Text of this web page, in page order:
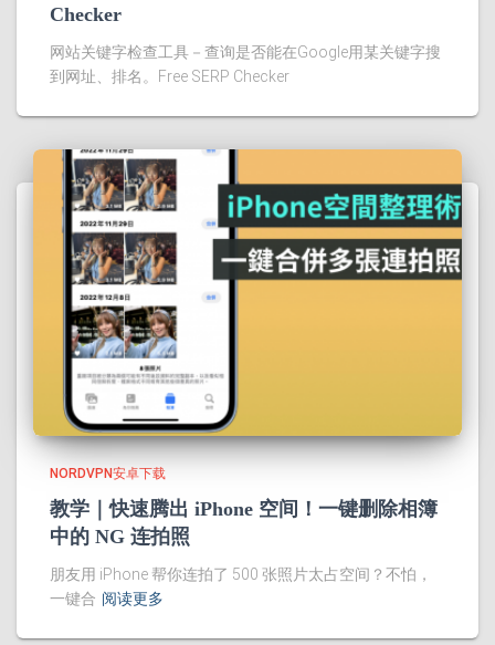
Checker
网站关键字检查工具－查询是否能在Google用某关键字搜
到网址、排名。Free SERP Checker
NORDVPN安卓下载
教学｜快速腾出 iPhone 空间！一键删除相簿
中的 NG 连拍照
朋友用 iPhone 帮你连拍了 500 张照片太占空间？不怕，
一键合 阅读更多